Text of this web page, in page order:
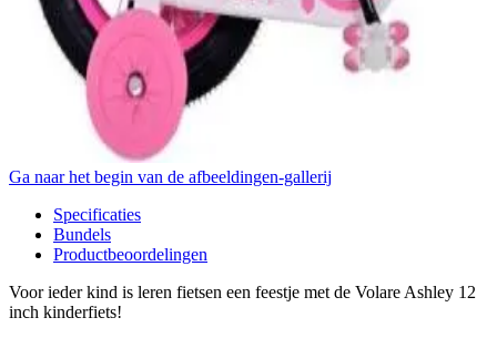
Ga naar het begin van de afbeeldingen-gallerij
Specificaties
Bundels
Productbeoordelingen
Voor ieder kind is leren fietsen een feestje met de Volare Ashley 12
inch kinderfiets!